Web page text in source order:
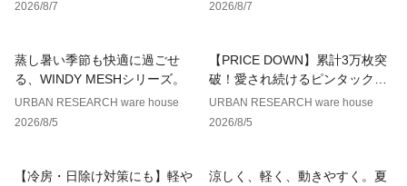
2026/8/7
2026/8/7
蒸し暑い季節も快適に過ごせ
る、WINDY MESHシリーズ。
URBAN RESEARCH ware house
2026/8/5
【PRICE DOWN】累計3万枚突
破！愛され続けるピンタックレ
ースブラウス
URBAN RESEARCH ware house
2026/8/5
【冷房・日除け対策にも】軽や
涼しく、軽く、動きやすく。夏